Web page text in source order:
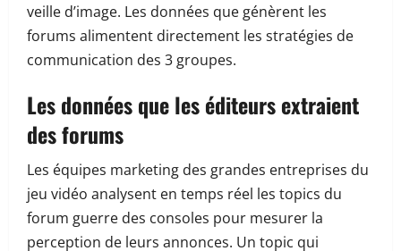
veille d’image. Les données que génèrent les
forums alimentent directement les stratégies de
communication des 3 groupes.
Les données que les éditeurs extraient
des forums
Les équipes marketing des grandes entreprises du
jeu vidéo analysent en temps réel les topics du
forum guerre des consoles pour mesurer la
perception de leurs annonces. Un topic qui